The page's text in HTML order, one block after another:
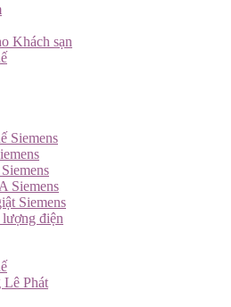
Khách sạn
Siemens
Siemens
Siemens
điện
Lê Phát